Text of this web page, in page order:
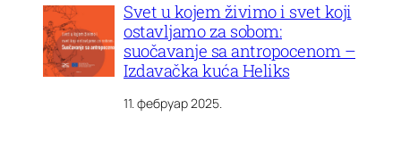
Svet u kojem živimo i svet koji
ostavljamo za sobom:
suočavanje sa antropocenom –
Izdavačka kuća Heliks
11. фебруар 2025.